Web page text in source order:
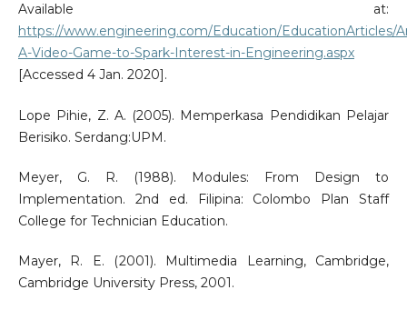
Available at:
https://www.engineering.com/Education/EducationArticles/
A-Video-Game-to-Spark-Interest-in-Engineering.aspx
[Accessed 4 Jan. 2020].
Lope Pihie, Z. A. (2005). Memperkasa Pendidikan Pelajar
Berisiko. Serdang:UPM.
Meyer, G. R. (1988). Modules: From Design to
Implementation. 2nd ed. Filipina: Colombo Plan Staff
College for Technician Education.
Mayer, R. E. (2001). Multimedia Learning, Cambridge,
Cambridge University Press, 2001.